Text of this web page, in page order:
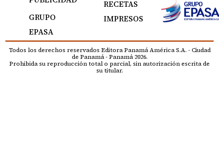
GRUPO
EPASA
RECETAS
IMPRESOS
Todos los derechos reservados Editora Panamá América S.A. - Ciudad
de Panamá - Panamá 2026.
Prohibida su reproducción total o parcial, sin autorización escrita de
su titular.